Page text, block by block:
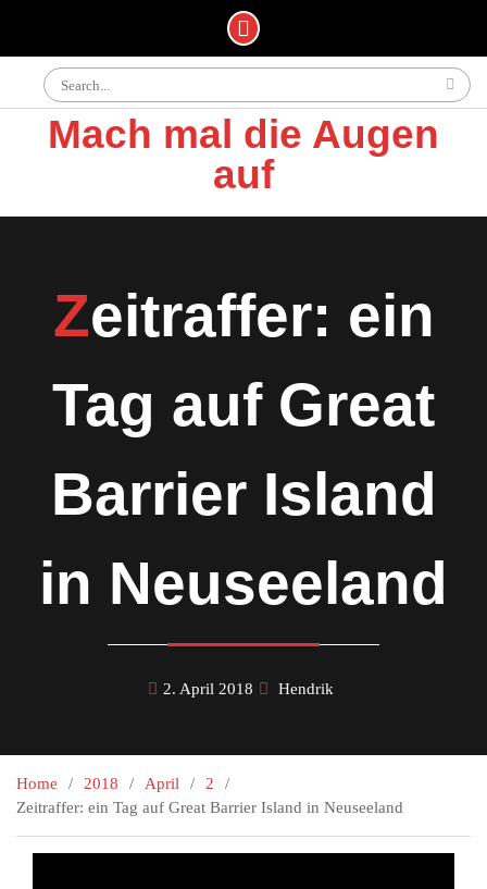
for:
Mach mal die Augen
auf
Zeitraffer: ein
Tag auf Great
Barrier Island
in Neuseeland
2. April 2018 Hendrik
Home 2018 April
2
Zeitraffer: ein Tag auf Great Barrier Island in Neuseeland